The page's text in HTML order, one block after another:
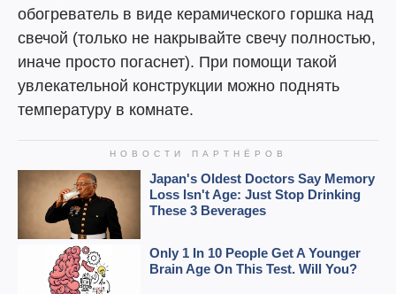
обогреватель в виде керамического горшка над
свечой (только не накрывайте свечу полностью,
иначе просто погаснет). При помощи такой
увлекательной конструкции можно поднять
температуру в комнате.